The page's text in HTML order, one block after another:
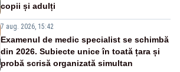
copii și adulți
7 aug. 2026, 15:42
Examenul de medic specialist se schimbă
din 2026. Subiecte unice în toată țara și
probă scrisă organizată simultan